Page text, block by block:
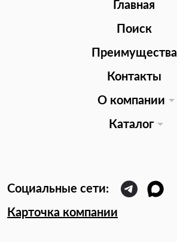
Главная
Поиск
Преимущества
Контакты
О компании
Каталог
Карточка компании